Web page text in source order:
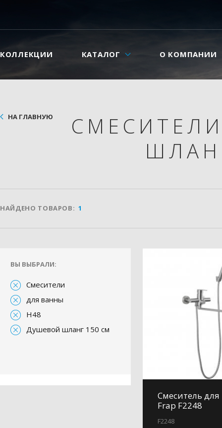
КОЛЛЕКЦИИ КАТАЛОГ О КОМПАНИИ
НА ГЛАВНУЮ
НАЙДЕНО ТОВАРОВ: 1
ВЫ ВЫБРАЛИ:
Смесители
для ванны
H48
Душевой шланг 150 см
Смеситель
Frap F2248
F2248